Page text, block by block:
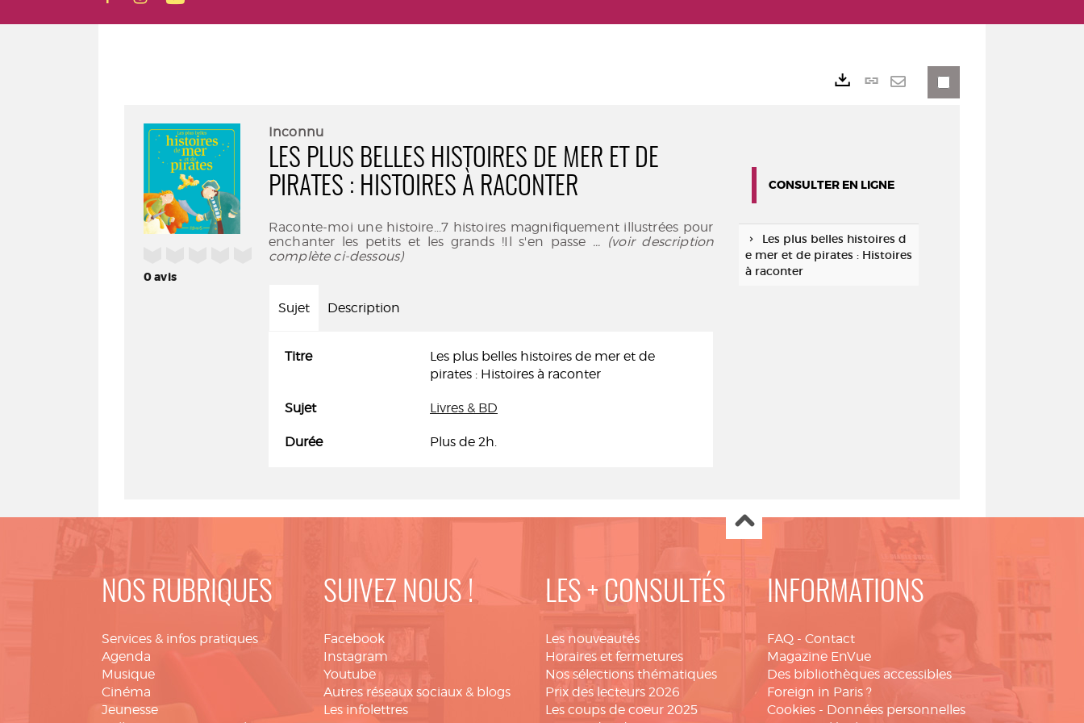
0avis
Inconnu
LES PLUS BELLES HISTOIRES DE MER ET DE
PIRATES : HISTOIRES À RACONTER
Raconte-moi une histoire...7 histoires magnifiquement illustrées pour
enchanter les petits et les grands !Il s'en passe ... (voir description
complète ci-dessous)
Sujet Description
Titre
Les plus belles histoires de mer et de
pirates : Histoires à raconter
Sujet Livres & BD
Durée Plus de 2h.
Lien
CONSULTER EN LIGNE
Les plus belles histoires d
e mer et de pirates : Histoires
à raconter
NOS RUBRIQUES
Services & infos pratiques
Agenda
Musique
Cinéma
Jeunesse
SUIVEZ NOUS !
Facebook
Instagram
Youtube
Autres réseaux sociaux & blogs
Les infolettres
LES + CONSULTÉS
Les nouveautés
Horaires et fermetures
Nos sélections thématiques
Prix des lecteurs 2026
Les coups de coeur 2025
INFORMATIONS
FAQ - Contact
Magazine EnVue
Des bibliothèques accessibles
Foreign in Paris ?
Cookies - Données personnelles